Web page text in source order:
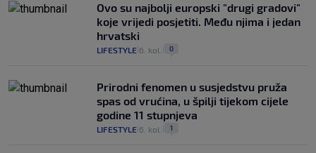
Ovo su najbolji europski "drugi gradovi"
koje vrijedi posjetiti. Među njima i jedan
hrvatski
LIFESTYLE 6. kol. 0
Prirodni fenomen u susjedstvu pruža
spas od vrućina, u špilji tijekom cijele
godine 11 stupnjeva
LIFESTYLE 6. kol. 1